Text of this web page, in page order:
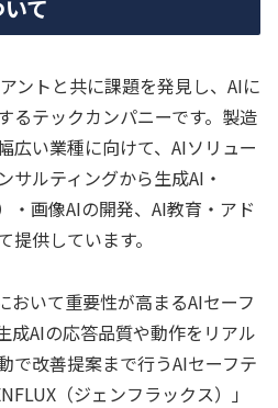
て
ントと共に課題を発見し、AIに
るテックカンパニーです。製造
広い業種に向けて、AIソリュー
サルティングから生成AI・
・画像AIの開発、AI教育・アド
供しています。
おいて重要性が高まるAIセーフ
成AIの応答品質や動作をリアル
で改善提案まで行うAIセーフテ
（ジェンフラックス）」